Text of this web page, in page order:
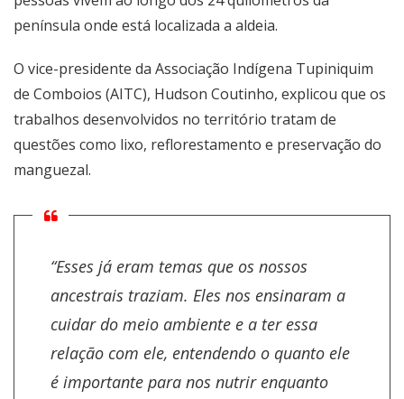
península onde está localizada a aldeia.
O vice-presidente da Associação Indígena Tupiniquim
de Comboios (AITC), Hudson Coutinho, explicou que os
trabalhos desenvolvidos no território tratam de
questões como lixo, reflorestamento e preservação do
manguezal.
“Esses já eram temas que os nossos
ancestrais traziam. Eles nos ensinaram a
cuidar do meio ambiente e a ter essa
relação com ele, entendendo o quanto ele
é importante para nos nutrir enquanto